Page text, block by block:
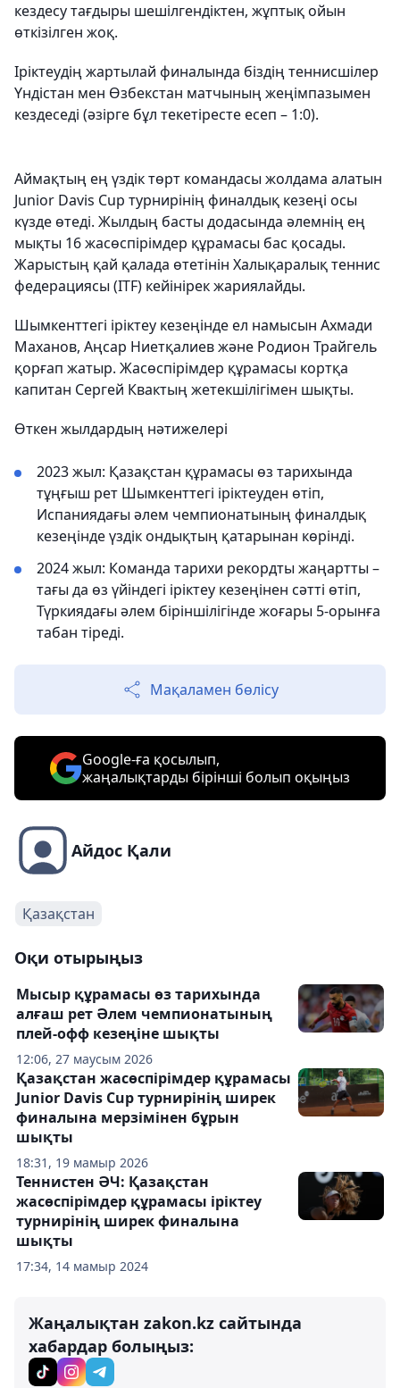
кездесу тағдыры шешілгендіктен, жұптық ойын
өткізілген жоқ.
Іріктеудің жартылай финалында біздің теннисшілер
Үндістан мен Өзбекстан матчының жеңімпазымен
кездеседі (әзірге бұл текетіресте есеп – 1:0).
Аймақтың ең үздік төрт командасы жолдама алатын
Junior Davis Cup турнирінің финалдық кезеңі осы
күзде өтеді. Жылдың басты додасында әлемнің ең
мықты 16 жасөспірімдер құрамасы бас қосады.
Жарыстың қай қалада өтетінін Халықаралық теннис
федерациясы (ITF) кейінірек жариялайды.
Шымкенттегі іріктеу кезеңінде ел намысын Ахмади
Маханов, Аңсар Ниетқалиев және Родион Трайгель
қорғап жатыр. Жасөспірімдер құрамасы кортқа
капитан Сергей Квактың жетекшілігімен шықты.
Өткен жылдардың нәтижелері
2023 жыл: Қазақстан құрамасы өз тарихында
тұңғыш рет Шымкенттегі іріктеуден өтіп,
Испаниядағы әлем чемпионатының финалдық
кезеңінде үздік ондықтың қатарынан көрінді.
2024 жыл: Команда тарихи рекордты жаңартты –
тағы да өз үйіндегі іріктеу кезеңінен сәтті өтіп,
Түркиядағы әлем біріншілігінде жоғары 5-орынға
табан тіреді.
Мақаламен бөлісу
Google-ға қосылып,
жаңалықтарды бірінші болып оқыңыз
Айдос Қали
Қазақстан
Оқи отырыңыз
12:06, 27 маусым 2026
Мысыр құрамасы өз тарихында
алғаш рет Әлем чемпионатының
плей-офф кезеңіне шықты
18:31, 19 мамыр 2026
Қазақстан жасөспірімдер құрамасы
Junior Davis Cup турнирінің ширек
финалына мерзімінен бұрын
шықты
17:34, 14 мамыр 2024
Теннистен ӘЧ: Қазақстан
жасөспірімдер құрамасы іріктеу
турнирінің ширек финалына
шықты
Жаңалықтан zakon.kz сайтында
хабардар болыңыз: